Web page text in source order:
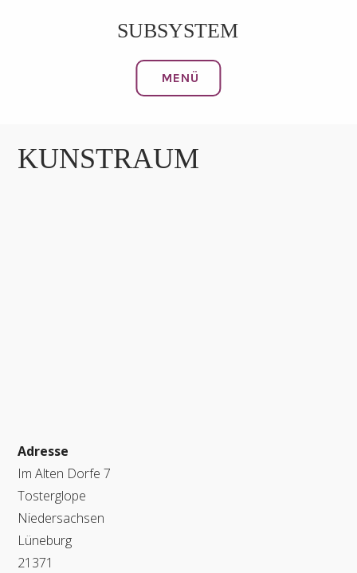
SUBSYSTEM
MENÜ
KUNSTRAUM
Adresse
Im Alten Dorfe 7
Tosterglope
Niedersachsen
Lüneburg
21371